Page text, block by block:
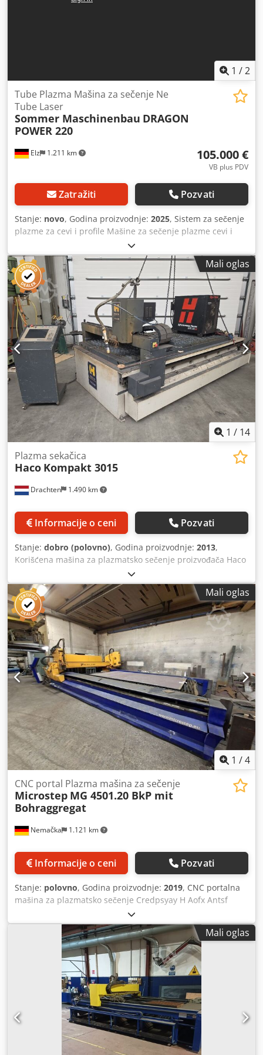
1 /2
Elz 1.211 km
Tube Plazma Mašina za sečenje Ne
Tube Laser
Sommer Maschinenbau DRAGON
POWER 220
105.000 €
VB plus PDV
Zatražiti Pozvati
Stanje: novo, Godina proizvodnje: 2025, Sistem za sečenje
plazme za cevi i profile Mašine za sečenje plazme cevi i
profila. CAM softver definiše i kreira konturu sečenja.
Kreirani CNC kôd se zatim prenosi na računar putem USB-
a ili mreže. Program se može lako pozvati putem ekrana
osetljivog na dodir od 12 inča. Nakon ručnog umetanja
radnog dela, počinje proces automatskog sečenja. - Dužina
cevi: max. 6000mm - za okruglu cev do max. DA=220mm -
za cev od 4 ivice do maksimuma. 152,4,x152,4mm (6"x6")
Crsdpfxsgu Nmhe Antef - maksimalna težina cevi 250KG -
Postava od 4 obraza - moguće je kasnije utovaranje,
obezbeđeno svetlosnom zavesom - Potpuno automatski
proces sečenja - Industrijska kontrola računara sa ekranom
osetljivim na dodir od 12 inča - Uvoz podataka preko USB-a
i LAN-a - Mašina za potrošnju energije : 400V 3P 2KW -
Dimenzije: 690x100x180cm - Težina: oko 1000KG
Napravljeno u Nemačkoj Na slikama je starija mašina
Mali oglas
1 / 14
Drachten 1.490 km
Plazma sekačica
Haco Kompakt 3015
Informacije o ceni Pozvati
Stanje: dobro (polovno), Godina proizvodnje: 2013,
Korišćena mašina za plazmatsko sečenje proizvođača Haco
Crodpfxjznun Ns Antjf Tip: Kompakt 3015 Dimenzije stola:
3000 x 1500 mm Izvor snage Hypertherm HPR 130
Uključuje rezervne delove.
Mali oglas
1 /4
Nemačka 1.121 km
CNC portal Plazma mašina za sečenje
Microstep MG 4501.20 BkP mit
Bohraggregat
Informacije o ceni Pozvati
Stanje: polovno, Godina proizvodnje: 2019, CNC portalna
mašina za plazmatsko sečenje Credpsyay H Aofx Antsf
Proizvođač: Microstep Tip: MG 4501.20 BkP Godina
proizvodnje: 2019 CNC upravljanje Radna površina: 2.000 x
4.500 mm 1 x Plazma rezač 2D sa izvorom napajanja
Hypertherm XPR300, uključujući Optimix konzolu za gas 1 x
Brusna glava 26 kW, prečnik do 40 mm, uključujući 8-
pozicijski menjač alata 1 x Priprema za naknadnu ugradnju
rotacionog stola (za sečenje pod uglom) 1 x Program za
optimizaciju rasporeda delova na CNC upravljanju ä22726
Mali oglas